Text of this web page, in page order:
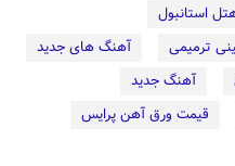
استانبول
ترمیمی
آهنگ های جدید
آهنگ جدید
قیمت ورق آهن پرایس